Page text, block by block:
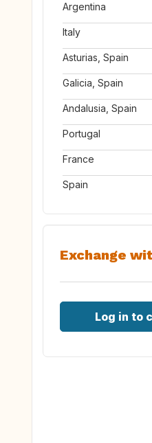
Argentina
Italy
Asturias, Spain
Galicia, Spain
Andalusia, Spain
Portugal
France
Spain
Exchange
Log in to